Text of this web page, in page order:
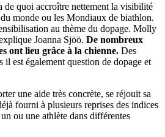
de quoi accroître nettement la visibilité
monde ou les Mondiaux de biathlon.
au thème du dopage. Molly
Joanna Sjöö. De nombreux
ont lieu grâce à la chienne. Des
il est également question de dopage et
une aide très concrète, se réjouit sa
fourni à plusieurs reprises des indices
ou une athlète dans différentes